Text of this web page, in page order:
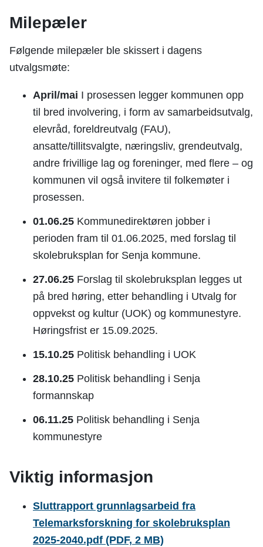
Milepæler
Følgende milepæler ble skissert i dagens
utvalgsmøte:
April/mai I prosessen legger kommunen opp
til bred involvering, i form av samarbeidsutvalg,
elevråd, foreldreutvalg (FAU),
ansatte/tillitsvalgte, næringsliv, grendeutvalg,
andre frivillige lag og foreninger, med flere – og
kommunen vil også invitere til folkemøter i
prosessen.
01.06.25 Kommunedirektøren jobber i
perioden fram til 01.06.2025, med forslag til
skolebruksplan for Senja kommune.
27.06.25 Forslag til skolebruksplan legges ut
på bred høring, etter behandling i Utvalg for
oppvekst og kultur (UOK) og kommunestyre.
Høringsfrist er 15.09.2025.
15.10.25 Politisk behandling i UOK
28.10.25 Politisk behandling i Senja
formannskap
06.11.25 Politisk behandling i Senja
kommunestyre
Viktig informasjon
Sluttrapport grunnlagsarbeid fra
Telemarksforskning for skolebruksplan
2025-2040.pdf (PDF, 2 MB)